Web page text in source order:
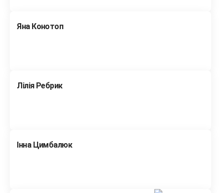
Яна Конотоп
Лілія Ребрик
Інна Цимбалюк